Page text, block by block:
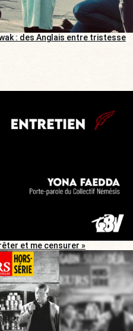
: des Anglais entre tristesse
et me censurer »